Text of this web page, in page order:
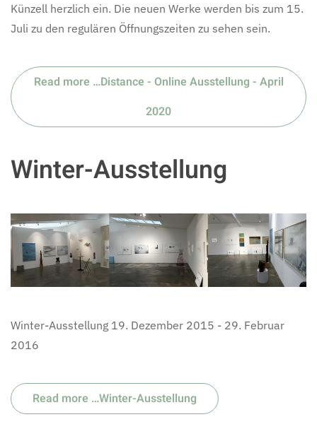
Künzell herzlich ein. Die neuen Werke werden bis zum 15.
Juli zu den regulären Öffnungszeiten zu sehen sein.
Read more …Distance - Online Ausstellung - April
2020
Winter-Ausstellung
Winter-Ausstellung 19. Dezember 2015 - 29. Februar
2016
Read more …Winter-Ausstellung